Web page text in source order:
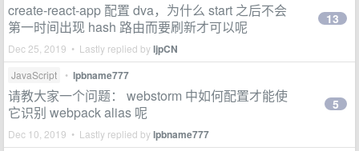
create-react-app 配置 dva，为什么 start 之后不会
第一时间出现 hash 路由而要刷新才可以呢
Dec 25, 2019 • Lastly replied byljpCN
13
JavaScript • lpbname777
请教大家一个问题： webstorm 中如何配置才能使
它识别 webpack alias 呢
Dec 10, 2019 • Lastly replied bylpbname777
5